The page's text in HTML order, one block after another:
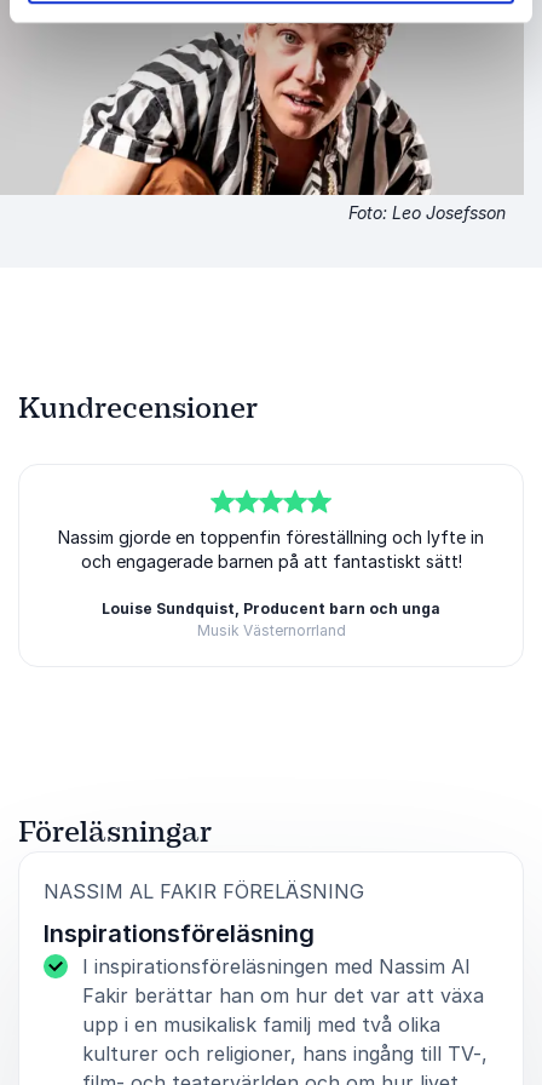
Foto: Leo Josefsson
Kundrecensioner
5av5
Nassim gjorde en toppenfin föreställning och lyfte in
och engagerade barnen på att fantastiskt sätt!
Louise Sundquist, Producent barn och unga
Musik Västernorrland
Föreläsningar
NASSIM AL FAKIR FÖRELÄSNING
Inspirationsföreläsning
I inspirationsföreläsningen med Nassim Al
Fakir berättar han om hur det var att växa
upp i en musikalisk familj med två olika
kulturer och religioner, hans ingång till TV-,